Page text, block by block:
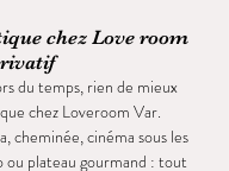
chez Love room
du temps, rien de mieux
chez Loveroom Var.
cheminée, cinéma sous les
ou plateau gourmand : tout